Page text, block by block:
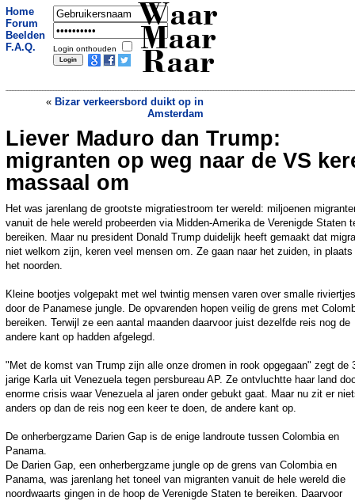
Home
Forum
Beelden
F.A.Q.
Login onthouden
Waar
Maar
Raar
« Bizar verkeersbord duikt op in
Amsterdam
Apple stuurt vrachtvliegtuigen vol
iPhones richting VS »
Liever Maduro dan Trump:
migranten op weg naar de VS
massaal om
Het was jarenlang de grootste migratiestroom ter wereld: miljoenen
vanuit de hele wereld probeerden via Midden-Amerika de Verenigde Staten
bereiken. Maar nu president Donald Trump duidelijk heeft gemaakt dat
niet welkom zijn, keren veel mensen om. Ze gaan naar het zuiden, in plaats
het noorden.
Kleine bootjes volgepakt met wel twintig mensen varen over smalle riviertjes
door de Panamese jungle. De opvarenden hopen veilig de grens met
bereiken. Terwijl ze een aantal maanden daarvoor juist dezelfde reis nog de
andere kant op hadden afgelegd.
"Met de komst van Trump zijn alle onze dromen in rook opgegaan" zegt de
jarige Karla uit Venezuela tegen persbureau AP. Ze ontvluchtte haar land
enorme crisis waar Venezuela al jaren onder gebukt gaat. Maar nu zit er
anders op dan de reis nog een keer te doen, de andere kant op.
De onherbergzame Darien Gap is de enige landroute tussen Colombia en
Panama.
De Darien Gap, een onherbergzame jungle op de grens van Colombia en
Panama, was jarenlang het toneel van migranten vanuit de hele wereld die
noordwaarts gingen in de hoop de Verenigde Staten te bereiken. Daarvoor